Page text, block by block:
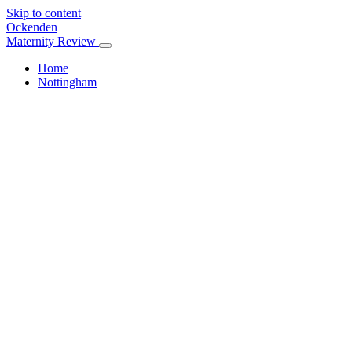
Skip to content
Ockenden
Maternity Review
Home
Nottingham